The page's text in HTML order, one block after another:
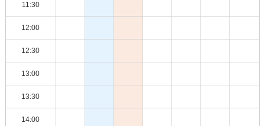
11:30
12:00
12:30
13:00
13:30
14:00